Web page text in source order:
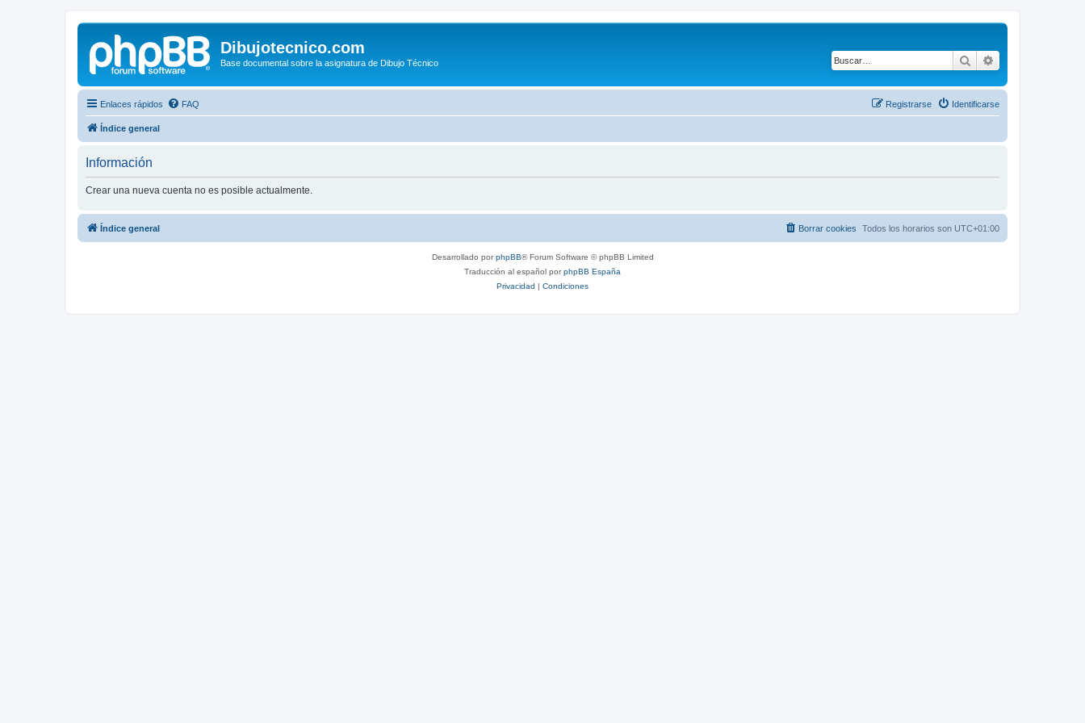
Dibujotecnico.com
Base documental sobre la asignatura de Dibujo Técnico Buscar
Enlaces rápidos FAQ Identificarse
Registrarse
Índice general
Información
Crear una nueva cuenta no es posible actualmente.
Índice general Todos los horarios son UTC+01:00
Borrar cookies
Desarrollado porphpBB® Forum Software © phpBB Limited
Traducción al español porphpBB España
Privacidad | Condiciones